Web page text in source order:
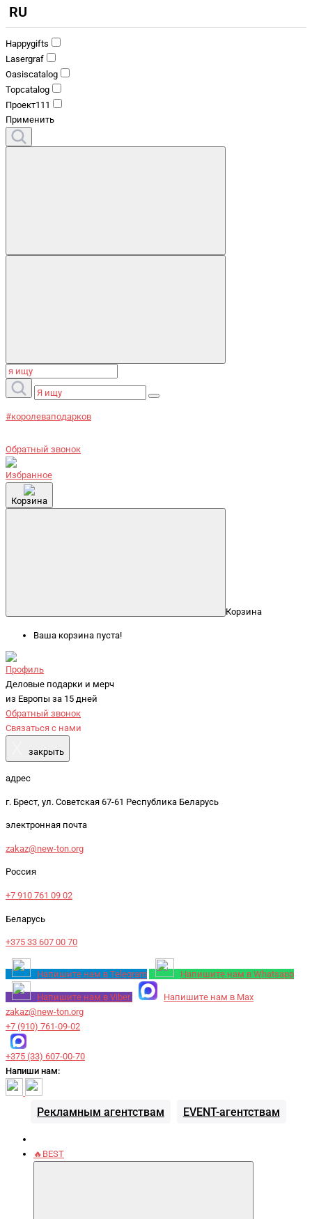
RU
Happygifts
Lasergraf
Oasiscatalog
Topcatalog
Проект111
Применить
#королеваподарков
Обратный звонок
Избранное
Корзина
Корзина
Ваша корзина пуста!
Профиль
Деловые подарки и мерч
из Европы за 15 дней
Обратный звонок
Связаться с нами
закрыть
адрес
г. Брест, ул. Советская 67-61 Республика Беларусь
электронная почта
zakaz@new-ton.org
Россия
+7 910 761 09 02
Беларусь
+375 33 607 00 70
Напишите нам в Telegram Напишите нам в Whatsapp
Напишите нам в Viber
Напишите нам в Max
zakaz@new-ton.org
+7 (910) 761-09-02
+375 (33) 607-00-70
Напиши нам:
Рекламным агентствам EVENT-агентствам
🔥BEST